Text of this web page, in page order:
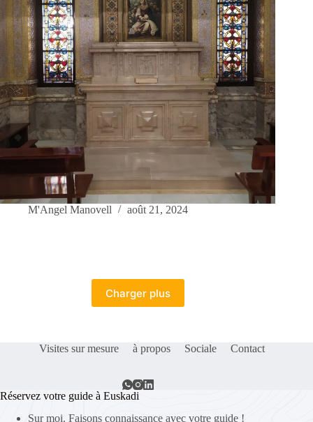
M'Angel Manovell août 21, 2024
Charger plus
Visites sur mesure à propos Sociale Contact
Réservez votre guide à Euskadi
Sur moi. Faisons connaissance avec votre guide !